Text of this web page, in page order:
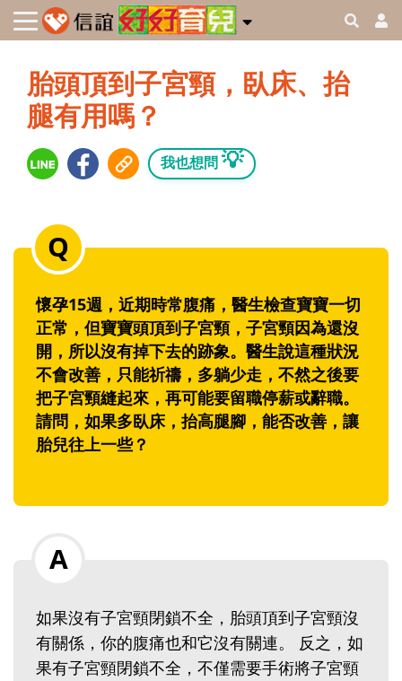
胎頭頂到子宮頸，臥床、抬
腿有用嗎？
我也想問 💡
懷孕15週，近期時常腹痛，醫生檢查寶寶一切
正常，但寶寶頭頂到子宮頸，子宮頸因為還沒
開，所以沒有掉下去的跡象。醫生說這種狀況
不會改善，只能祈禱，多躺少走，不然之後要
把子宮頸縫起來，再可能要留職停薪或辭職。
請問，如果多臥床，抬高腿腳，能否改善，讓
胎兒往上一些？
如果沒有子宮頸閉鎖不全，胎頭頂到子宮頸沒
有關係，你的腹痛也和它沒有關連。 反之，如
果有子宮頸閉鎖不全，不僅需要手術將子宮頸